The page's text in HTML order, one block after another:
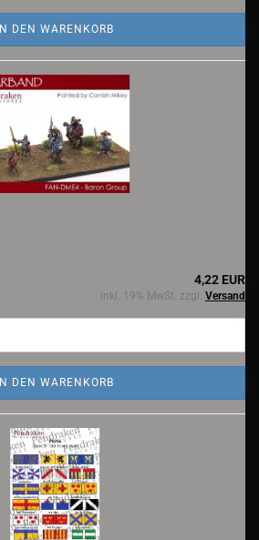
IN DEN WARENKORB
4,22 EUR
inkl. 19% MwSt. zzgl. Versand
IN DEN WARENKORB